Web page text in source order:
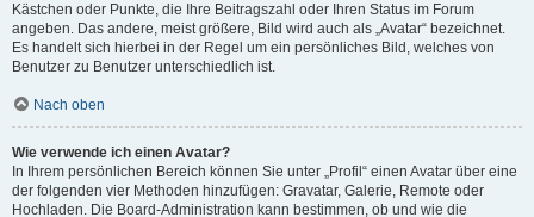
Kästchen oder Punkte, die Ihre Beitragszahl oder Ihren Status im Forum
angeben. Das andere, meist größere, Bild wird auch als „Avatar“ bezeichnet.
Es handelt sich hierbei in der Regel um ein persönliches Bild, welches von
Benutzer zu Benutzer unterschiedlich ist.
Nach oben
Wie verwende ich einen Avatar?
In Ihrem persönlichen Bereich können Sie unter „Profil“ einen Avatar über eine
der folgenden vier Methoden hinzufügen: Gravatar, Galerie, Remote oder
Hochladen. Die Board-Administration kann bestimmen, ob und wie die